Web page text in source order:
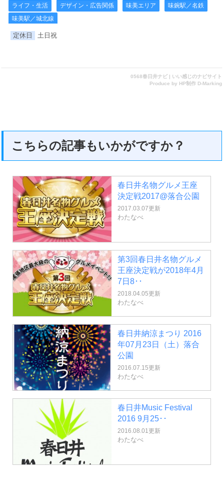
ライフ・生活 デザイン・広告関係 味美エリア
味鋺駅／名鉄
味美駅／城北線
定休日 土日祝
0568春日井ナビ | いい感じのナビサイト
Produce by HP制作 D-Marking
こちらの記事もいかがですか？
春日井名物グルメ王座
決定戦2017@落合公園
2017.03.07更新
わたなべ
第3回春日井名物グルメ
王座決定戦が2018年4月
7日8･･
2018.04.05更新
わたなべ
春日井納涼まつり 2016
年07月23日（土）落合
公園
2016.07.15更新
わたなべ
春日井Music Festival
2016 9月25･･
2016.08.01更新
わたなべ